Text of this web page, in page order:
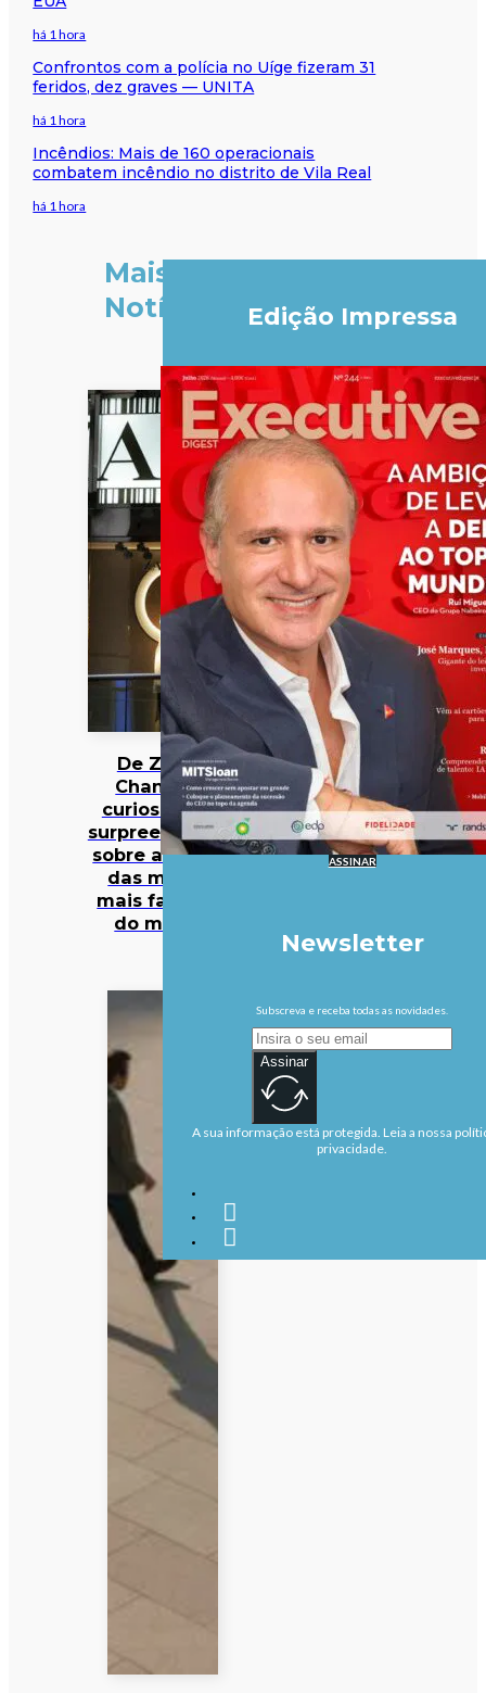
há 1 hora
Confrontos com a polícia no Uíge fizeram 31
feridos, dez graves — UNITA
há 1 hora
Incêndios: Mais de 160 operacionais
combatem incêndio no distrito de Vila Real
há 1 hora
Mais
Notícias
De Zara a
Chanel: 12
curiosidades
surpreendentes
sobre algumas
das marcas
mais famosas
do mundo
Edição Impressa
ASSINAR
Newsletter
Subscreva e receba todas as novidades.
Assinar
A sua informação está protegida. Leia a nossa
privacidade.